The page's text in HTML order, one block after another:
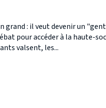
grand : il veut devenir un
pour accéder à la haute-
valsent, les...